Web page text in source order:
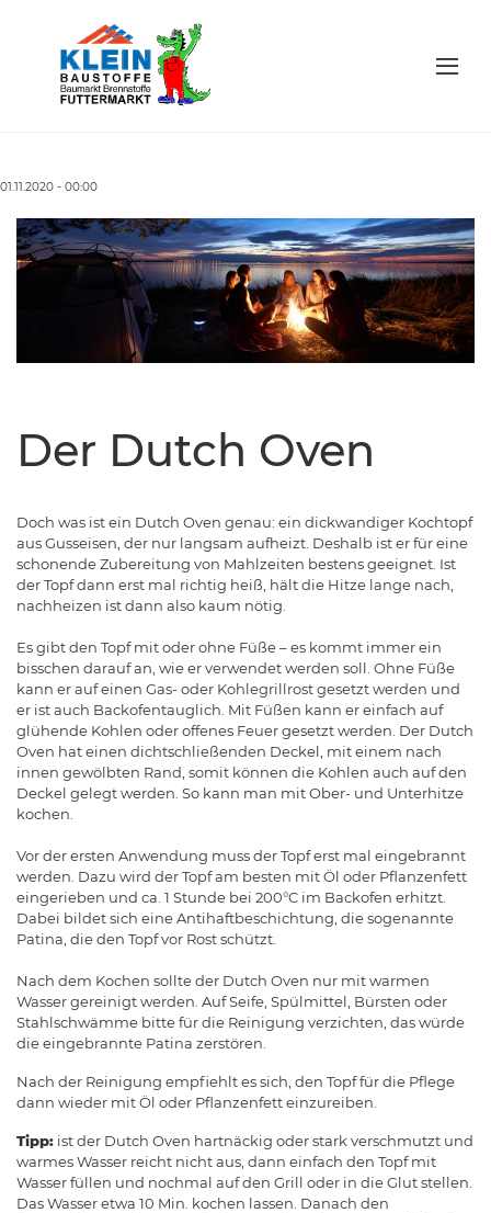
01.11.2020 - 00:00
Der Dutch Oven
Doch was ist ein Dutch Oven genau: ein dickwandiger Kochtopf
aus Gusseisen, der nur langsam aufheizt. Deshalb ist er für eine
schonende Zubereitung von Mahlzeiten bestens geeignet. Ist
der Topf dann erst mal richtig heiß, hält die Hitze lange nach,
nachheizen ist dann also kaum nötig.
Es gibt den Topf mit oder ohne Füße – es kommt immer ein
bisschen darauf an, wie er verwendet werden soll. Ohne Füße
kann er auf einen Gas- oder Kohlegrillrost gesetzt werden und
er ist auch Backofentauglich. Mit Füßen kann er einfach auf
glühende Kohlen oder offenes Feuer gesetzt werden. Der Dutch
Oven hat einen dichtschließenden Deckel, mit einem nach
innen gewölbten Rand, somit können die Kohlen auch auf den
Deckel gelegt werden. So kann man mit Ober- und Unterhitze
kochen.
Vor der ersten Anwendung muss der Topf erst mal eingebrannt
werden. Dazu wird der Topf am besten mit Öl oder Pflanzenfett
eingerieben und ca. 1 Stunde bei 200°C im Backofen erhitzt.
Dabei bildet sich eine Antihaftbeschichtung, die sogenannte
Patina, die den Topf vor Rost schützt.
Nach dem Kochen sollte der Dutch Oven nur mit warmen
Wasser gereinigt werden. Auf Seife, Spülmittel, Bürsten oder
Stahlschwämme bitte für die Reinigung verzichten, das würde
die eingebrannte Patina zerstören.
Nach der Reinigung empfiehlt es sich, den Topf für die Pflege
dann wieder mit Öl oder Pflanzenfett einzureiben.
Tipp: ist der Dutch Oven hartnäckig oder stark verschmutzt und
warmes Wasser reicht nicht aus, dann einfach den Topf mit
Wasser füllen und nochmal auf den Grill oder in die Glut stellen.
Das Wasser etwa 10 Min. kochen lassen. Danach den